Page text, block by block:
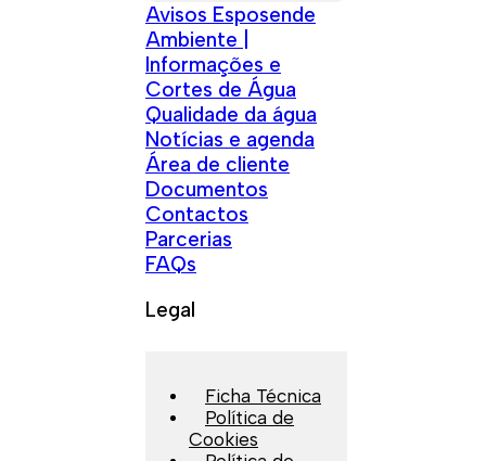
Avisos Esposende
Ambiente |
Informações e
Cortes de Água
Qualidade da água
Notícias e agenda
Área de cliente
Documentos
Contactos
Parcerias
FAQs
Legal
Ficha Técnica
Política de
Cookies